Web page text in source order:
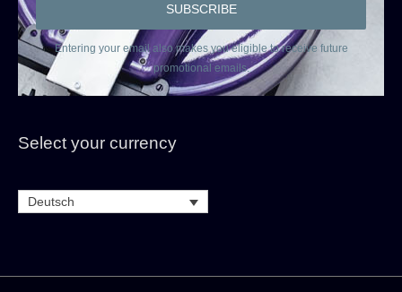
Entering your email also makes you eligible to receive future
promotional emails.
Select your currency
Deutsch